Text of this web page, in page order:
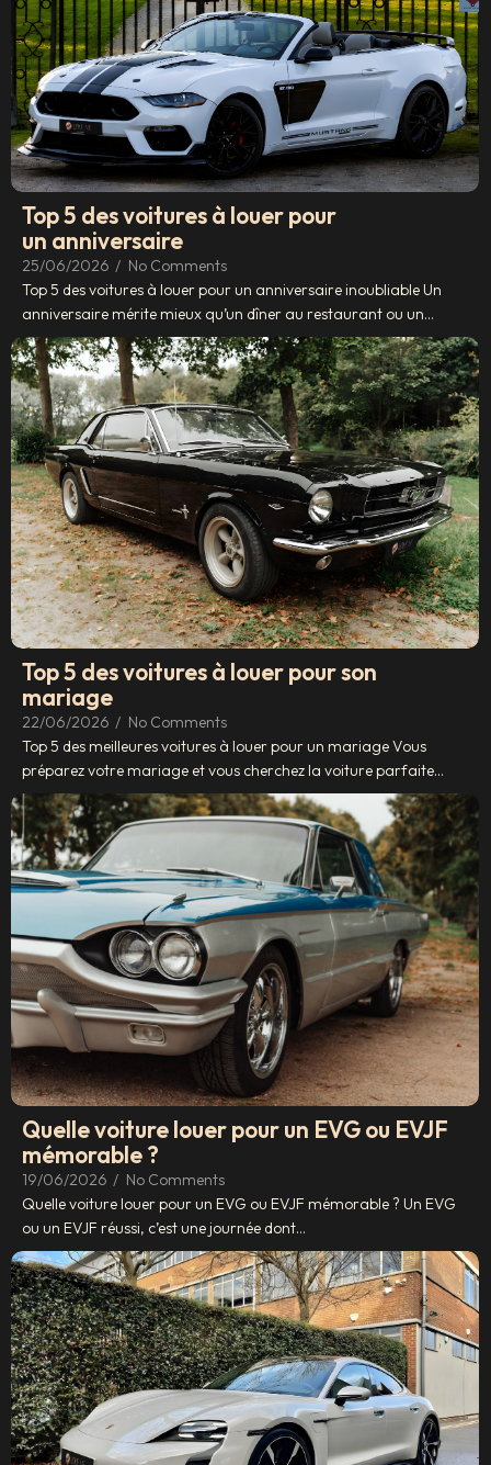
Top 5 des voitures à louer pour
un anniversaire
25/06/2026 / No Comments
Top 5 des voitures à louer pour un anniversaire inoubliable Un
anniversaire mérite mieux qu’un dîner au restaurant ou un...
Top 5 des voitures à louer pour son
mariage
22/06/2026 / No Comments
Top 5 des meilleures voitures à louer pour un mariage Vous
préparez votre mariage et vous cherchez la voiture parfaite...
Quelle voiture louer pour un EVG ou EVJF
mémorable ?
19/06/2026 / No Comments
Quelle voiture louer pour un EVG ou EVJF mémorable ? Un EVG
ou un EVJF réussi, c’est une journée dont...